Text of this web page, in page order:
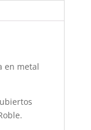
en metal